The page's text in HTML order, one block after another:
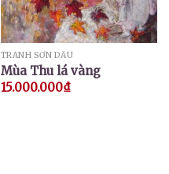
TRANH SƠN DẦU
Mùa Thu lá vàng
15.000.000₫